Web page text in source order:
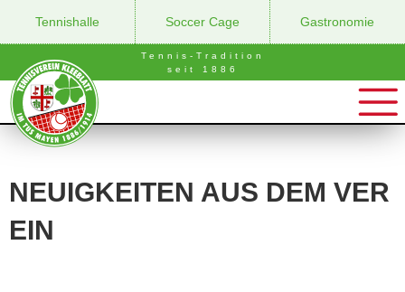
Tennishalle Soccer Cage Gastronomie
Tennis-Tradition
seit 1886
NEUIGKEITEN AUS DEM VER
EIN